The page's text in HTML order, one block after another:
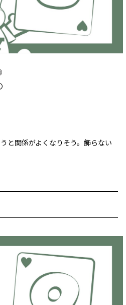
と関係がよくなりそう。飾らない